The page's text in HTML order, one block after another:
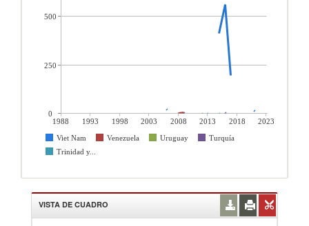
1988 1993 1998 2003 2008 2013 2018
2023
Viet Nam
Venezuela Uruguay
Turquía
Trinidad y...
500
250
0
VISTA DE CUADRO